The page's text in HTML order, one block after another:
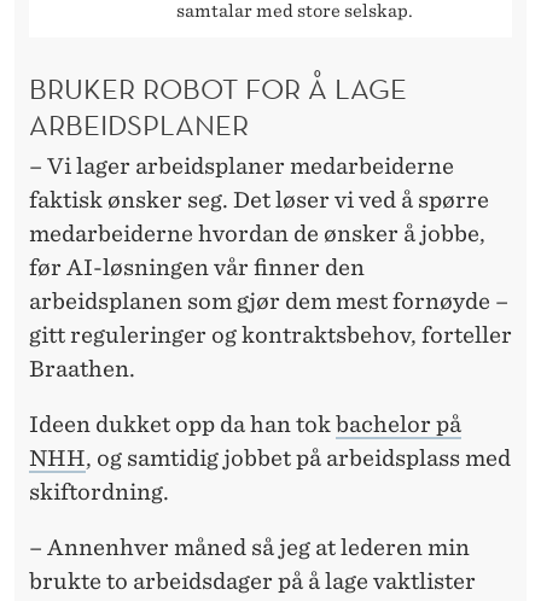
samtalar med store selskap.
BRUKER ROBOT FOR Å LAGE
ARBEIDSPLANER
– Vi lager arbeidsplaner medarbeiderne
faktisk ønsker seg. Det løser vi ved å spørre
medarbeiderne hvordan de ønsker å jobbe,
før AI-løsningen vår finner den
arbeidsplanen som gjør dem mest fornøyde –
gitt reguleringer og kontraktsbehov, forteller
Braathen.
Ideen dukket opp da han tokbachelor på
NHH, og samtidig jobbet på arbeidsplass med
skiftordning.
– Annenhver måned så jeg at lederen min
brukte to arbeidsdager på å lage vaktlister